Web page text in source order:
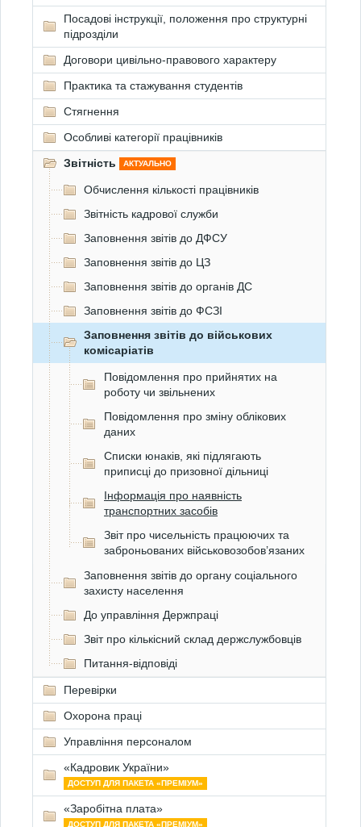
Посадові інструкції, положення про структурні
підрозділи
Договори цивільно-правового характеру
Практика та стажування студентів
Стягнення
Особливі категорії працівників
Звітність
АКТУАЛЬНО
Обчислення кількості працівників
Звітність кадрової служби
Заповнення звітів до ДФСУ
Заповнення звітів до ЦЗ
Заповнення звітів до органів ДС
Заповнення звітів до ФСЗІ
Заповнення звітів до військових
комісаріатів
Повідомлення про прийнятих на
роботу чи звільнених
Повідомлення про зміну облікових
даних
Списки юнаків, які підлягають
приписці до призовної дільниці
Інформація про наявність
транспортних засобів
Звіт про чисельність працюючих та
заброньованих військовозобов’язаних
Заповнення звітів до органу соціального
захисту населення
До управління Держпраці
Звіт про кількісний склад держслужбовців
Питання-відповіді
Перевірки
Охорона праці
Управління персоналом
«Кадровик України»
ДОСТУП ДЛЯ ПАКЕТА «ПРЕМІУМ»
«Заробітна плата»
ДОСТУП ДЛЯ ПАКЕТА «ПРЕМІУМ»